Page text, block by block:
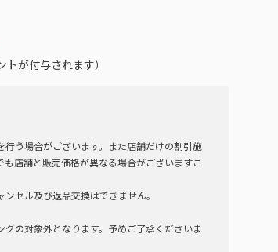
が付与されます）
行う場合がございます。また店舗だけの割引施
店舗と販売価格が異なる場合がございますこ
セル及び返品交換はできません。
の対象外となります。予めご了承くださいま